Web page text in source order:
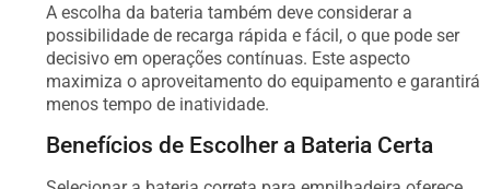
A escolha da bateria também deve considerar a
possibilidade de recarga rápida e fácil, o que pode ser
decisivo em operações contínuas. Este aspecto
maximiza o aproveitamento do equipamento e garantirá
menos tempo de inatividade.
Benefícios de Escolher a Bateria Certa